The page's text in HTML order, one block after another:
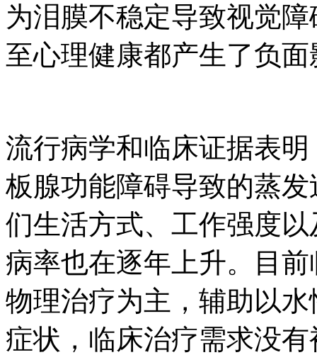
为泪膜不稳定导致视觉
至心理健康都产生了负面
流行病学和临床证据表
板腺功能障碍导致的蒸
们生活方式、工作强度
病率也在逐年上升。目
物理治疗为主，辅助以
症状，临床治疗需求没